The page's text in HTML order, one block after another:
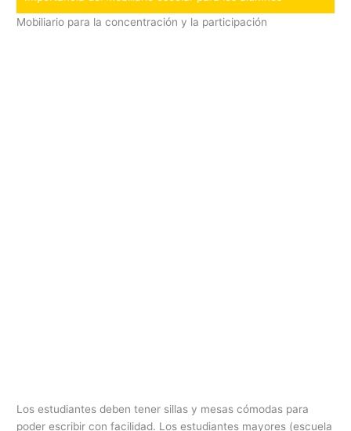
Mobiliario para la concentración y la participación
Los estudiantes deben tener sillas y mesas cómodas para
poder escribir con facilidad. Los estudiantes mayores (escuela